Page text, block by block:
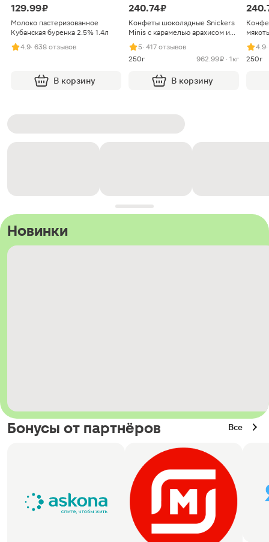
129.99 ₽
Молоко пастеризованное
Кубанская буренка 2.5% 1.4л
4.9· 638 отзывов
В корзину
240.74 ₽
Конфеты шоколадные Snickers
Minis с карамелью арахисом и
нугой
5· 417 отзывов
250г
962.99 ₽ · 1кг
В корзину
4.9
250г
Новинки
Бонусы от партнёров Все